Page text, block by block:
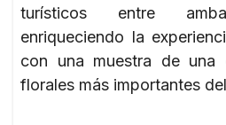
turísticos entre
enriqueciendo la
con una muestra de una
florales más importantes